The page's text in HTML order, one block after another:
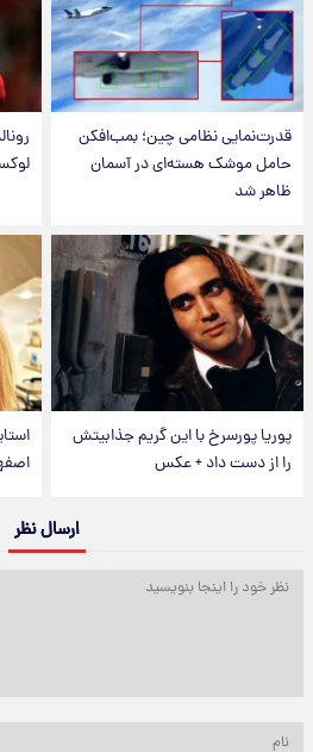
قدرت‌نمایی نظامی چین؛ بمب‌افکن
حامل موشک هسته‌ای در آسمان
ظاهر شد
پوریا پورسرخ با این گریم جذابیتش
را از دست داد + عکس
ارسال نظر